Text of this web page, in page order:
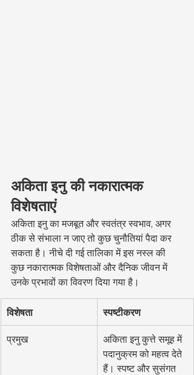
अकिता इनु की नकारात्मक
विशेषताएं
अकिता इनु का मजबूत और स्वतंत्र स्वभाव, अगर
ठीक से संभाला न जाए तो कुछ चुनौतियां पैदा कर
सकता है। नीचे दी गई तालिका में इस नस्ल की
कुछ नकारात्मक विशेषताओं और दैनिक जीवन में
उनके प्रभावों का विवरण दिया गया है।
विशेषता स्पष्टीकरण
प्रमुख
अकिता इनु कुत्ते समूह में
पदानुक्रम को महत्व देते
हैं। स्पष्ट और सुसंगत